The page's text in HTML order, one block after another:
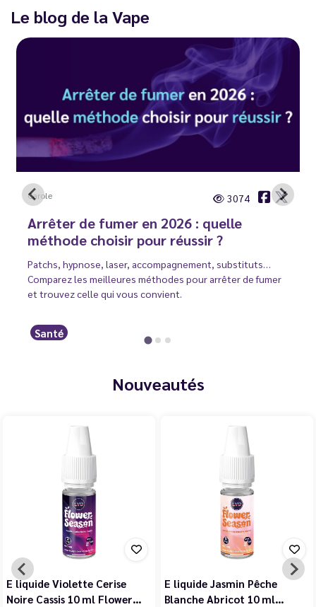
Le blog de la Vape
Carole 3074
Arrêter de fumer en 2026 : quelle
méthode choisir pour réussir ?
Patchs, hypnose, laser, accompagnement, substituts…
Comparez les meilleures méthodes pour arrêter de fumer
et trouvez celle qui vous convient.
Santé
Nouveautés
E liquide Violette Cerise
Noire Cassis 10 ml Flower…
E liquide Jasmin Pêche
Blanche Abricot 10 ml…